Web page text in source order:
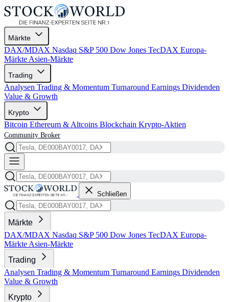
Märkte
DAX/MDAX Nasdaq S&P 500 Dow Jones TecDAX Europa-
Märkte Asien-Märkte
Trading
Analysen Trading & Momentum Turnaround Earnings Dividenden
Value & Growth
Krypto
Bitcoin Ethereum & Altcoins Blockchain Krypto-Aktien
Community Broker
Schließen
Märkte
DAX/MDAX Nasdaq S&P 500 Dow Jones TecDAX Europa-
Märkte Asien-Märkte
Trading
Analysen Trading & Momentum Turnaround Earnings Dividenden
Value & Growth
Krypto